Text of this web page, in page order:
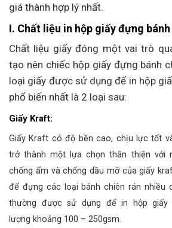
giá thành hợp lý nhất.
I. Chất liệu in hộp giấy đựng bánh
Chất liệu giấy đóng một vai trò
tạo nên chiếc hộp giấy đựng bánh
loại giấy được sử dụng để in hộp
phổ biến nhất là 2 loại sau:
Giấy Kraft:
Giấy Kraft có độ bền cao, chịu lực tốt
trở thành một lựa chọn thân thiện với
chống ẩm và chống dầu mỡ của giấy
để đựng các loại bánh chiên rán nhiều
thường được sử dụng để in hộp
lượng khoảng 100 – 250gsm.